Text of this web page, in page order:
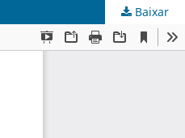
Baixar